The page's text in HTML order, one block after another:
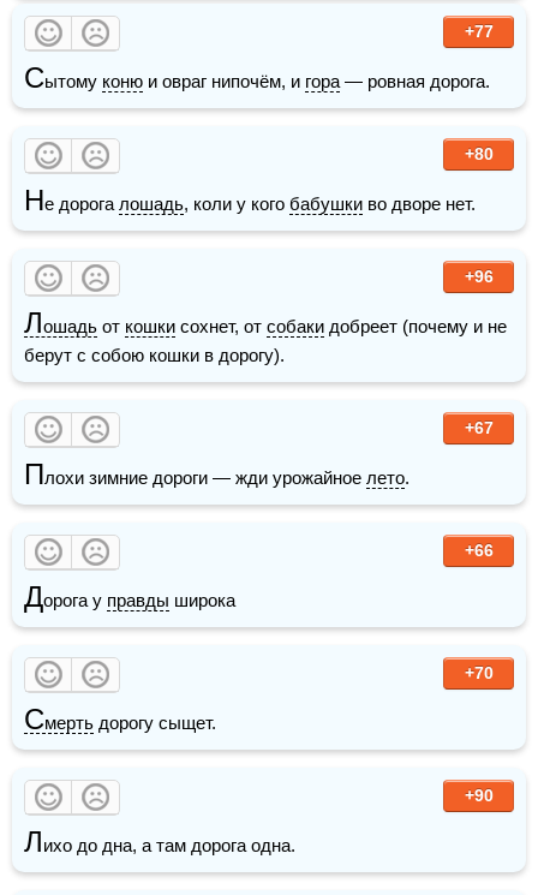
+77
Сытому коню и овраг нипочём, и гора — ровная дорога.
+80
Не дорога лошадь, коли у кого бабушки во дворе нет.
+96
Лошадь от кошки сохнет, от собаки добреет (почему и не
берут с собою кошки в дорогу).
+67
Плохи зимние дороги — жди урожайное лето.
+66
Дорога у правды широка
+70
Смерть дорогу сыщет.
+90
Лихо до дна, а там дорога одна.